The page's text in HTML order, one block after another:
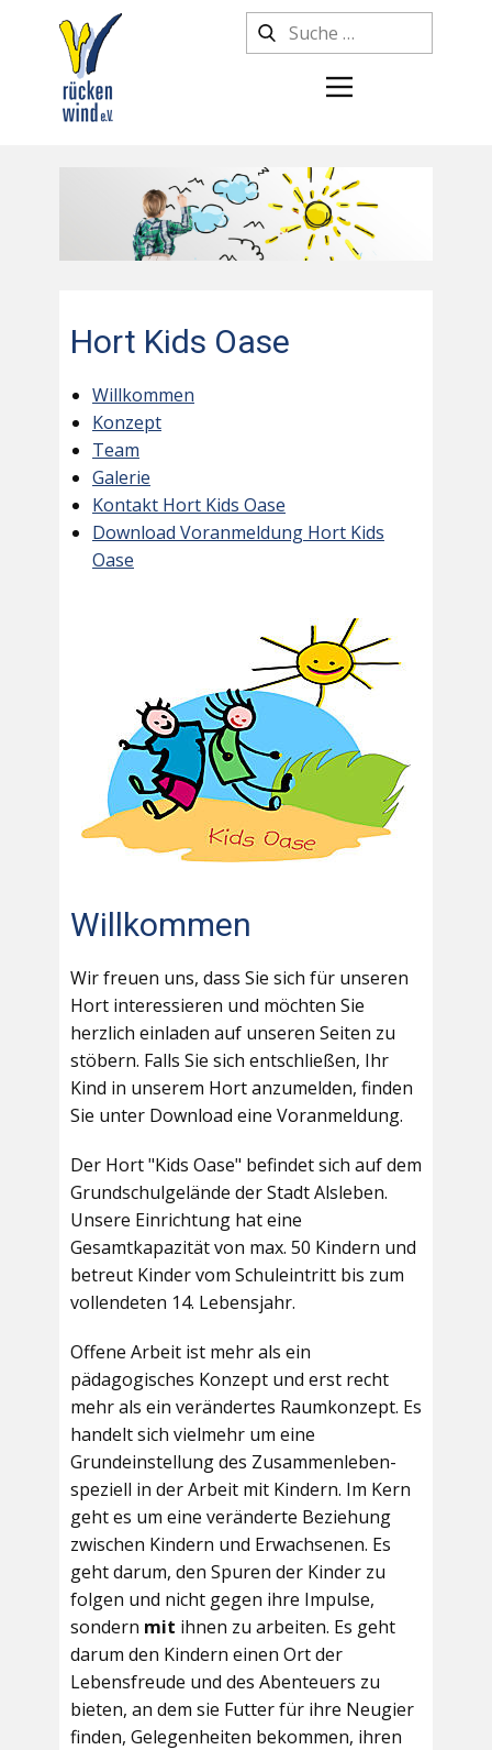
Hort Kids Oase
Willkommen
Konzept
Team
Galerie
Kontakt Hort Kids Oase
Download Voranmeldung Hort Kids
Oase
Willkommen
Wir freuen uns, dass Sie sich für unseren
Hort interessieren und möchten Sie
herzlich einladen auf unseren Seiten zu
stöbern. Falls Sie sich entschließen, Ihr
Kind in unserem Hort anzumelden, finden
Sie unter Download eine Voranmeldung.
Der Hort "Kids Oase" befindet sich auf dem
Grundschulgelände der Stadt Alsleben.
Unsere Einrichtung hat eine
Gesamtkapazität von max. 50 Kindern und
betreut Kinder vom Schuleintritt bis zum
vollendeten 14. Lebensjahr.
Offene Arbeit ist mehr als ein
pädagogisches Konzept und erst recht
mehr als ein verändertes Raumkonzept. Es
handelt sich vielmehr um eine
Grundeinstellung des Zusammenleben-
speziell in der Arbeit mit Kindern. Im Kern
geht es um eine veränderte Beziehung
zwischen Kindern und Erwachsenen. Es
geht darum, den Spuren der Kinder zu
folgen und nicht gegen ihre Impulse,
sondern mit ihnen zu arbeiten. Es geht
darum den Kindern einen Ort der
Lebensfreude und des Abenteuers zu
bieten, an dem sie Futter für ihre Neugier
finden, Gelegenheiten bekommen, ihren